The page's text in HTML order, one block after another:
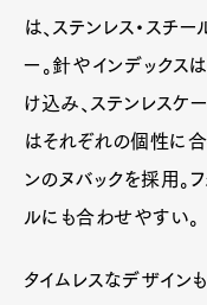
は、ステンレス・スチ
ー。針やインデックス
け込み、ステンレスケ
はそれぞれの個性に合
ンのヌバックを採用。
ルにも合わせやすい。
タイムレスなデザイン